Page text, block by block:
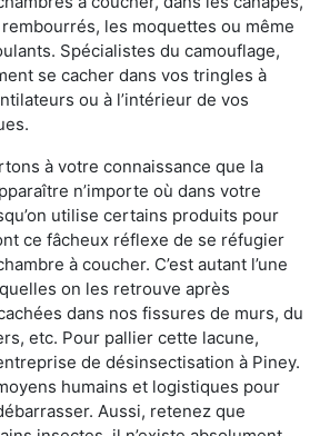
les moquettes ou même
Spécialistes du camouflage,
se cacher dans vos tringles à
ou à l’intérieur de vos
à votre connaissance que la
n’importe où dans votre
utilise certains produits pour
ce fâcheux réflexe de se réfugier
à coucher. C’est autant l’une
on les retrouve après
dans nos fissures de murs, du
etc. Pour pallier cette lacune,
de désinsectisation à Piney.
humains et logistiques pour
Aussi, retenez que